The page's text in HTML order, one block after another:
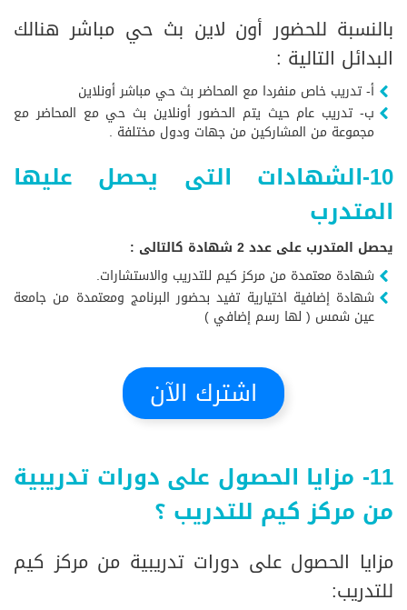
بالنسبة للحضور أون لاين بث حي مباشر هنالك
البدائل التالية :
أ- تدريب خاص منفردا مع المحاضر بث حي مباشر أونلاين
ب- تدريب عام حيث يتم الحضور أونلاين بث حي مع المحاضر مع
مجموعة من المشاركين من جهات ودول مختلفة .
10-الشهادات التى يحصل عليها
المتدرب
يحصل المتدرب على عدد 2 شهادة كالتالى :
شهادة معتمدة من مركز كيم للتدريب والاستشارات.
شهادة إضافية اختيارية تفيد بحضور البرنامج ومعتمدة من جامعة
عين شمس ( لها رسم إضافي )
اشترك الآن
11- مزايا الحصول على دورات تدريبية
من مركز كيم للتدريب ؟
مزايا الحصول على دورات تدريبية من مركز كيم
للتدريب: